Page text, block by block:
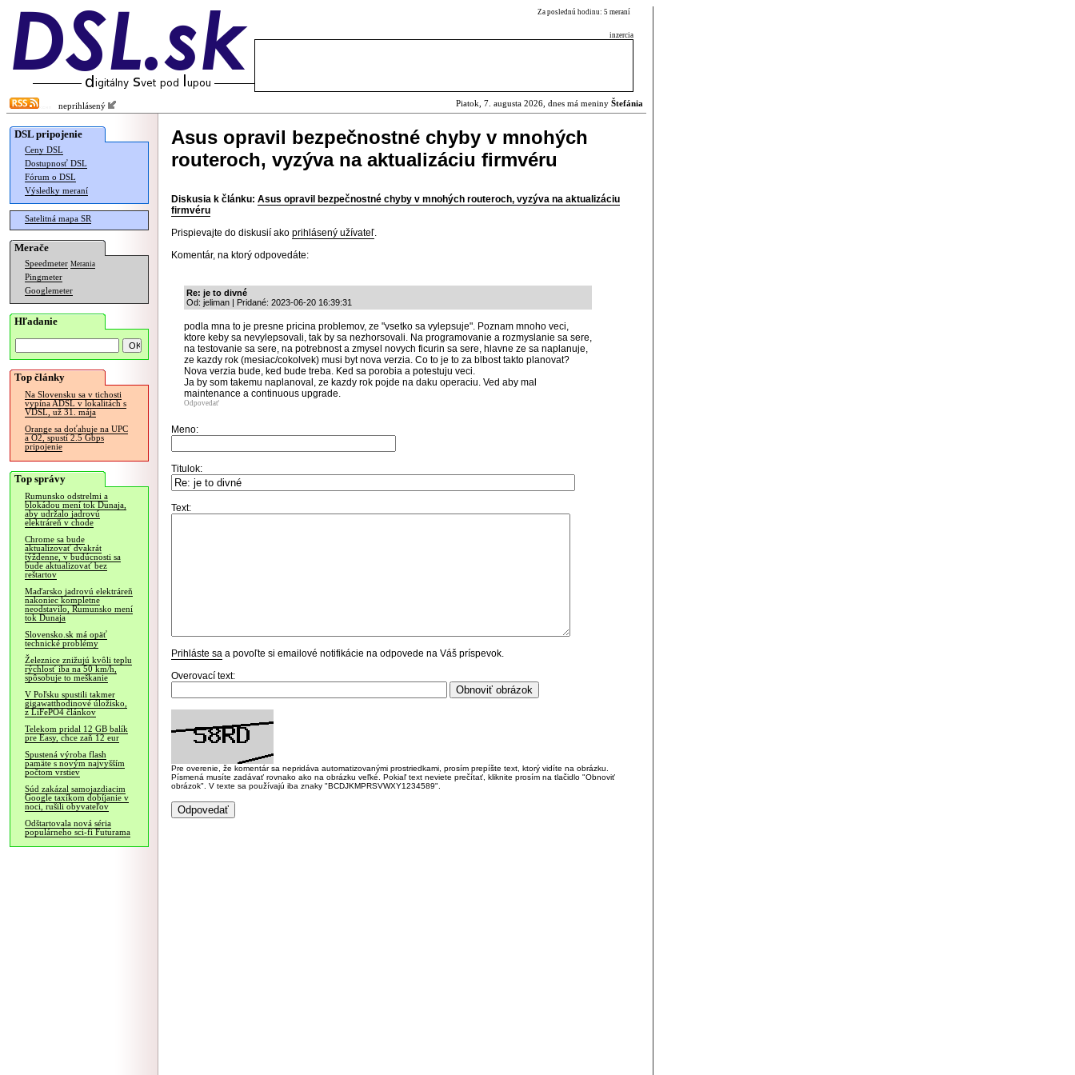
Za poslednú hodinu: 5 meraní
inzercia
neprihlásený Piatok, 7. augusta 2026, dnes má meniny Štefánia
DSL pripojenie
Ceny DSL
Dostupnosť DSL
Fórum o DSL
Výsledky meraní
Satelitná mapa SR
Merače
Speedmeter Merania
Pingmeter
Googlemeter
Hľadanie
Top články
Na Slovensku sa v tichosti
vypína ADSL v lokalitách s
VDSL, už 31. mája
Orange sa doťahuje na UPC
a O2, spustí 2.5 Gbps
pripojenie
Top správy
Rumunsko odstrelmi a
blokádou mení tok Dunaja,
aby udržalo jadrovú
elektráreň v chode
Chrome sa bude
aktualizovať dvakrát
týždenne, v budúcnosti sa
bude aktualizovať bez
reštartov
Maďarsko jadrovú elektráreň
nakoniec kompletne
neodstavilo, Rumunsko mení
tok Dunaja
Slovensko.sk má opäť
technické problémy
Železnice znižujú kvôli teplu
rýchlosť iba na 50 km/h,
spôsobuje to meškanie
V Poľsku spustili takmer
gigawatthodinové úložisko,
z LiFePO4 článkov
Telekom pridal 12 GB balík
pre Easy, chce zaň 12 eur
Spustená výroba flash
pamäte s novým najvyšším
počtom vrstiev
Súd zakázal samojazdiacim
Google taxíkom dobíjanie v
noci, rušili obyvateľov
Odštartovala nová séria
populárneho sci-fi Futurama
Asus opravil bezpečnostné chyby v mnohých
routeroch, vyzýva na aktualizáciu firmvéru
Diskusia k článku: Asus opravil bezpečnostné chyby v mnohých routeroch, vyzýva na aktualizáciu
firmvéru
Prispievajte do diskusií ako prihlásený užívateľ.
Komentár, na ktorý odpovedáte:
Re: je to divné
Od: jeliman | Pridané: 2023-06-20 16:39:31
podla mna to je presne pricina problemov, ze "vsetko sa vylepsuje". Poznam mnoho veci,
ktore keby sa nevylepsovali, tak by sa nezhorsovali. Na programovanie a rozmyslanie sa sere,
na testovanie sa sere, na potrebnost a zmysel novych ficurin sa sere, hlavne ze sa naplanuje,
ze kazdy rok (mesiac/cokolvek) musi byt nova verzia. Co to je to za blbost takto planovat?
Nova verzia bude, ked bude treba. Ked sa porobia a potestuju veci.
Ja by som takemu naplanoval, ze kazdy rok pojde na daku operaciu. Ved aby mal
maintenance a continuous upgrade.
Odpovedať
Meno:
Titulok:
Text:
Prihláste sa a povoľte si emailové notifikácie na odpovede na Váš príspevok.
Overovací text:
Pre overenie, že komentár sa nepridáva automatizovanými prostriedkami, prosím prepíšte text, ktorý vidíte na obrázku.
Písmená musíte zadávať rovnako ako na obrázku veľké. Pokiaľ text neviete prečítať, kliknite prosím na tlačidlo "Obnoviť
obrázok". V texte sa používajú iba znaky "BCDJKMPRSVWXY1234589".